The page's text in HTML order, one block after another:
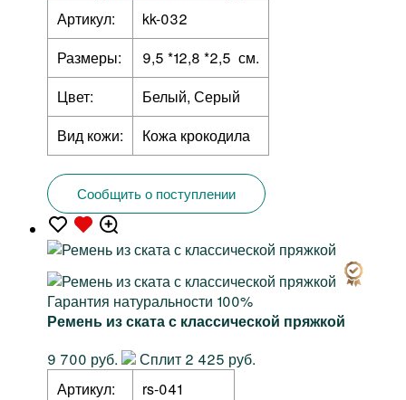
Артикул:
kk-032
Размеры:
9,5 *12,8 *2,5 см.
Цвет:
Белый, Серый
Вид кожи:
Кожа крокодила
Сообщить о поступлении
Гарантия натуральности 100%
Ремень из ската с классической пряжкой
9 700 руб.
Сплит 2 425 руб.
Артикул:
rs-041